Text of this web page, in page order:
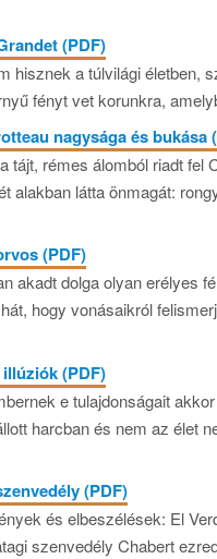
(PDF)
hisznek a túlvilági életben,
fényt vet korunkra,
nagysága és bukása
tájt, rémes álomból riadt fel
alakban látta önmagát:
(PDF)
akadt dolga olyan erélyes
hogy vonásaikról
(PDF)
e tulajdonságait
harcban és nem az élet
(PDF)
és elbeszélések: El
szenvedély Chabert